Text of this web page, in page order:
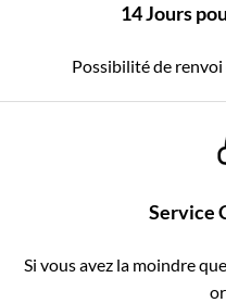
14 Jours
Possibilité de renvoi
Service
Si vous avez la moindre